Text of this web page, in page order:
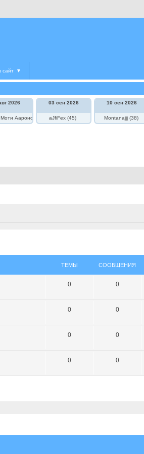
сайт ▼
2026
Аароновича
03 сен 2026
aJfiFex (45)
10 сен 2026
Montanajjj (38)
ТЕМЫ СООБЩЕНИЯ
0 0
0 0
0 0
0 0